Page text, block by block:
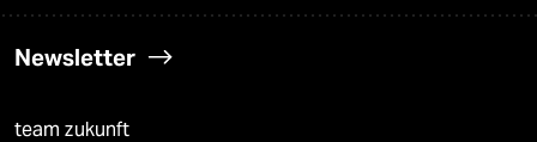
Newsletter
team zukunft